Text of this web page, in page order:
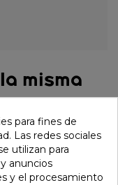
misma
para fines de
Las redes sociales
utilizan para
anuncios
y el procesamiento